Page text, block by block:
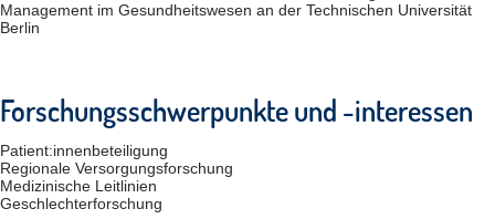
Management im Gesundheitswesen an der Technischen Universität
Berlin
Forschungsschwerpunkte und -interessen
Patient:innenbeteiligung
Regionale Versorgungsforschung
Medizinische Leitlinien
Geschlechterforschung